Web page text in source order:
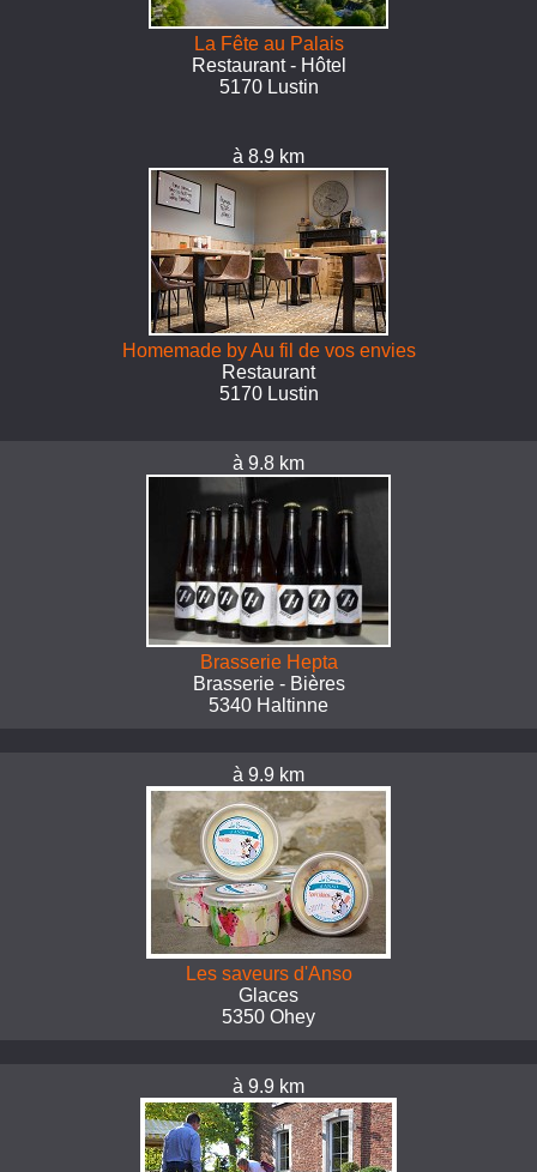
La Fête au Palais
Restaurant - Hôtel
5170 Lustin
à 8.9 km
Homemade by Au fil de vos envies
Restaurant
5170 Lustin
à 9.8 km
Brasserie Hepta
Brasserie - Bières
5340 Haltinne
à 9.9 km
Les saveurs d'Anso
Glaces
5350 Ohey
à 9.9 km